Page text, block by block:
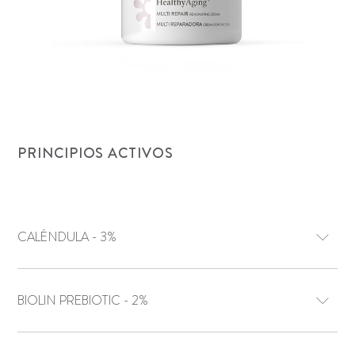
PRINCIPIOS ACTIVOS
CALÉNDULA - 3%
BIOLIN PREBIOTIC - 2%